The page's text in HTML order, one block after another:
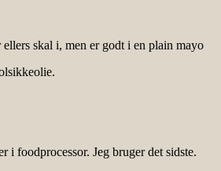
skal i, men er godt i en plain mayo
i foodprocessor. Jeg bruger det sidste.